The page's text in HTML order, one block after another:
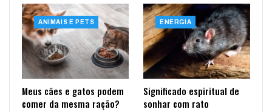
ANIMAIS E PETS
Meus cães e gatos podem
comer da mesma ração?
ENERGIA
Significado espiritual de
sonhar com rato